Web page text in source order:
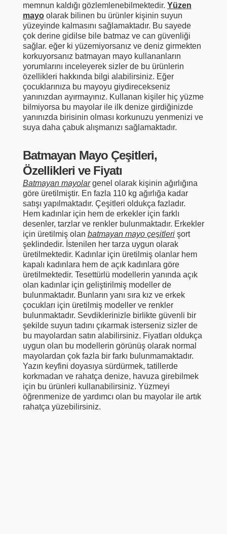
memnun kaldığı gözlemlenebilmektedir. Yüzen
mayoolarak bilinen bu ürünler kişinin suyun
yüzeyinde kalmasını sağlamaktadır. Bu sayede
çok derine gidilse bile batmaz ve can güvenliği
sağlar. eğer ki yüzemiyorsanız ve deniz girmekten
korkuyorsanız batmayan mayo kullananların
yorumlarını inceleyerek sizler de bu ürünlerin
özellikleri hakkında bilgi alabilirsiniz. Eğer
çocuklarınıza bu mayoyu giydirecekseniz
yanınızdan ayırmayınız. Kullanan kişiler hiç yüzme
bilmiyorsa bu mayolar ile ilk denize girdiğinizde
yanınızda birisinin olması korkunuzu yenmenizi ve
suya daha çabuk alışmanızı sağlamaktadır.
Batmayan Mayo Çeşitleri,
Özellikleri ve Fiyatı
Batmayan mayolargenel olarak kişinin ağırlığına
göre üretilmiştir. En fazla 110 kg ağırlığa kadar
satışı yapılmaktadır. Çeşitleri oldukça fazladır.
Hem kadınlar için hem de erkekler için farklı
desenler, tarzlar ve renkler bulunmaktadır. Erkekler
için üretilmiş olan batmayan mayo çeşitlerişort
şeklindedir. İstenilen her tarza uygun olarak
üretilmektedir. Kadınlar için üretilmiş olanlar hem
kapalı kadınlara hem de açık kadınlara göre
üretilmektedir. Tesettürlü modellerin yanında açık
olan kadınlar için geliştirilmiş modeller de
bulunmaktadır. Bunların yanı sıra kız ve erkek
çocukları için üretilmiş modeller ve renkler
bulunmaktadır. Sevdiklerinizle birlikte güvenli bir
şekilde suyun tadını çıkarmak isterseniz sizler de
bu mayolardan satın alabilirsiniz. Fiyatları oldukça
uygun olan bu modellerin görünüş olarak normal
mayolardan çok fazla bir farkı bulunmamaktadır.
Yazın keyfini doyasıya sürdürmek, tatillerde
korkmadan ve rahatça denize, havuza girebilmek
için bu ürünleri kullanabilirsiniz. Yüzmeyi
öğrenmenize de yardımcı olan bu mayolar ile artık
rahatça yüzebilirsiniz.